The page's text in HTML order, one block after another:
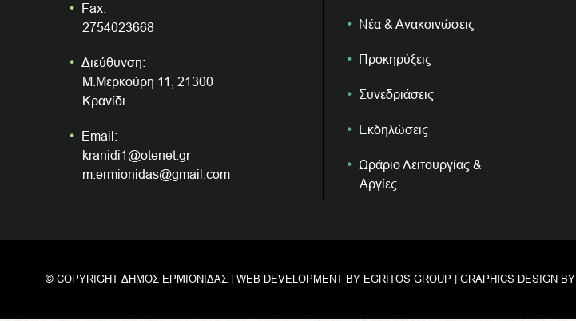
Fax:
2754023668
Διεύθυνση:
Μ.Μερκούρη 11, 21300
Κρανίδι
Email:
kranidi1@otenet.gr
m.ermionidas@gmail.com
Νέα & Ανακοινώσεις
Προκηρύξεις
Συνεδριάσεις
Εκδηλώσεις
Ωράριο Λειτουργίας &
Αργίες
© COPYRIGHT ΔΗΜΟΣ ΕΡΜΙΟΝΙΔΑΣ | WEB DEVELOPMENT BY EGRITOS GROUP | GRAPHICS DESIGN BY